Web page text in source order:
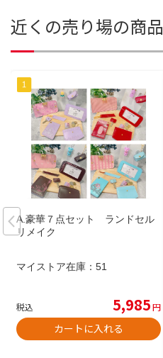
近くの売り場の商品
A.豪華７点セット ランドセル
リメイク
マイストア在庫： 51
税込 5,985円
カートに入れる